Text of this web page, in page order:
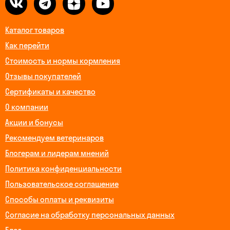
Каталог товаров
Как перейти
Стоимость и нормы кормления
Отзывы покупателей
Сертификаты и качество
О компании
Акции и бонусы
Рекомендуем ветеринаров
Блогерам и лидерам мнений
Политика конфиденциальности
Пользовательское соглашение
Способы оплаты и реквизиты
Согласие на обработку персональных данных